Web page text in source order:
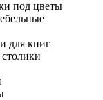
под цветы
для книг